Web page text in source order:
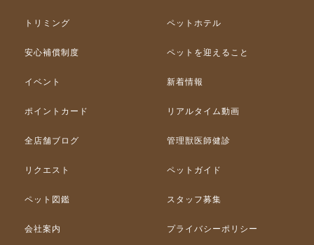
トリミング ペットホテル
安心補償制度 ペットを迎えること
イベント 新着情報
ポイントカード リアルタイム動画
全店舗ブログ 管理獣医師健診
リクエスト ペットガイド
ペット図鑑 スタッフ募集
会社案内 プライバシーポリシー